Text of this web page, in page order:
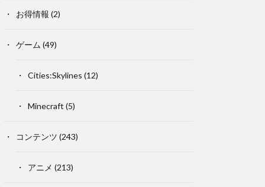
お得情報 (2)
ゲーム (49)
Cities:Skylines (12)
Minecraft (5)
コンテンツ (243)
アニメ (213)